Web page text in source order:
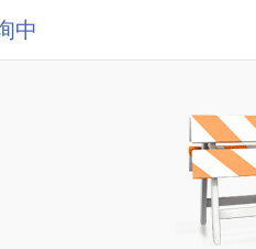
中